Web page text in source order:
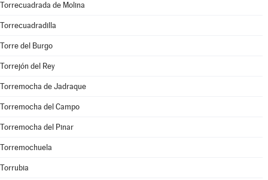
Torrecuadrada de Molina
Torrecuadradilla
Torre del Burgo
Torrejón del Rey
Torremocha de Jadraque
Torremocha del Campo
Torremocha del Pinar
Torremochuela
Torrubia